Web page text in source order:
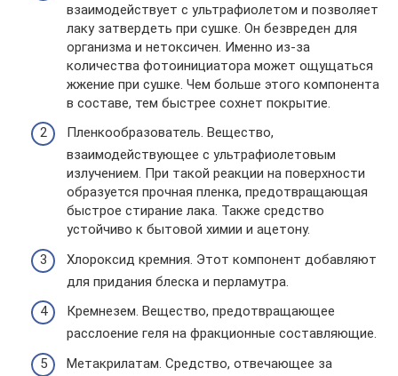
взаимодействует с ультрафиолетом и позволяет
лаку затвердеть при сушке. Он безвреден для
организма и нетоксичен. Именно из-за
количества фотоинициатора может ощущаться
жжение при сушке. Чем больше этого компонента
в составе, тем быстрее сохнет покрытие.
Пленкообразователь. Вещество,
взаимодействующее с ультрафиолетовым
излучением. При такой реакции на поверхности
образуется прочная пленка, предотвращающая
быстрое стирание лака. Также средство
устойчиво к бытовой химии и ацетону.
Хлороксид кремния. Этот компонент добавляют
для придания блеска и перламутра.
Кремнезем. Вещество, предотвращающее
расслоение геля на фракционные составляющие.
Метакрилатам. Средство, отвечающее за